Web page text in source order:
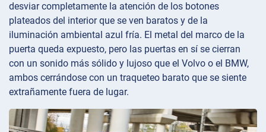
desviar completamente la atención de los botones
plateados del interior que se ven baratos y de la
iluminación ambiental azul fría. El metal del marco de la
puerta queda expuesto, pero las puertas en sí se cierran
con un sonido más sólido y lujoso que el Volvo o el BMW,
ambos cerrándose con un traqueteo barato que se siente
extrañamente fuera de lugar.